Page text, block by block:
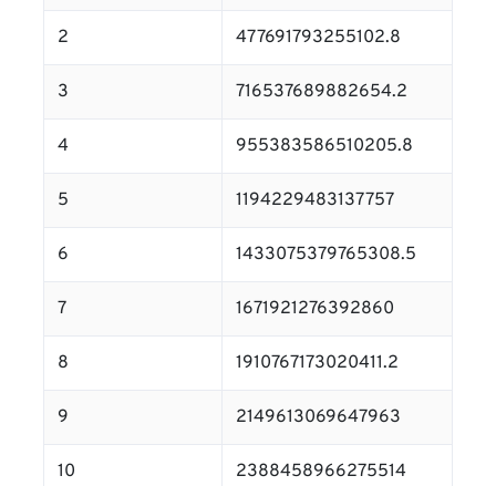
2 477691793255102.8
3 716537689882654.2
4 955383586510205.8
5 1194229483137757
6 1433075379765308.5
7 1671921276392860
8 1910767173020411.2
9 2149613069647963
10 2388458966275514